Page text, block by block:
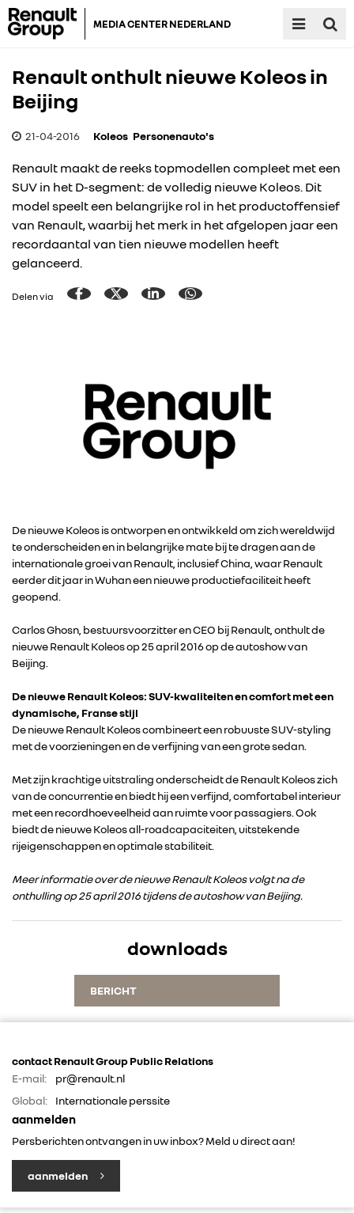
MEDIA CENTER NEDERLAND
RENAULT
DACIA
IN DE MEDIA
CONTACT
Renault onthult nieuwe Koleos in
Beijing
21-04-2016 Koleos Personenauto's
Renault maakt de reeks topmodellen compleet met een
SUV in het D-segment: de volledig nieuwe Koleos. Dit
model speelt een belangrijke rol in het productoffensief
van Renault, waarbij het merk in het afgelopen jaar een
recordaantal van tien nieuwe modellen heeft
gelanceerd.
Delen via
De nieuwe Koleos is ontworpen en ontwikkeld om zich wereldwijd
te onderscheiden en in belangrijke mate bij te dragen aan de
internationale groei van Renault, inclusief China, waar Renault
eerder dit jaar in Wuhan een nieuwe productiefaciliteit heeft
geopend.
Carlos Ghosn, bestuursvoorzitter en CEO bij Renault, onthult de
nieuwe Renault Koleos op 25 april 2016 op de autoshow van
Beijing.
De nieuwe Renault Koleos: SUV-kwaliteiten en comfort met een
dynamische, Franse stijl
De nieuwe Renault Koleos combineert een robuuste SUV-styling
met de voorzieningen en de verfijning van een grote sedan.
Met zijn krachtige uitstraling onderscheidt de Renault Koleos zich
van de concurrentie en biedt hij een verfijnd, comfortabel interieur
met een recordhoeveelheid aan ruimte voor passagiers. Ook
biedt de nieuwe Koleos all-roadcapaciteiten, uitstekende
rijeigenschappen en optimale stabiliteit.
Meer informatie over de nieuwe Renault Koleos volgt na de
onthulling op 25 april 2016 tijdens de autoshow van Beijing.
downloads
BERICHT
contact Renault Group Public Relations
E-mail:
pr@renault.nl
Global:
Internationale perssite
aanmelden
Persberichten ontvangen in uw inbox? Meld u direct aan!
aanmelden